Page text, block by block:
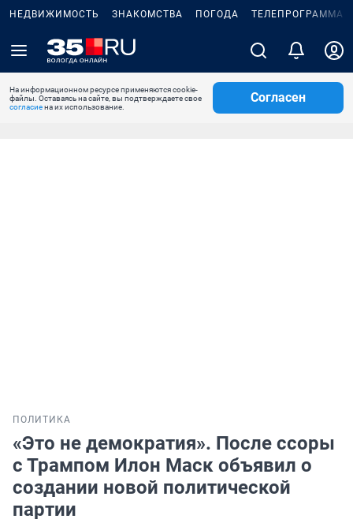
НЕДВИЖИМОСТЬ ЗНАКОМСТВА ПОГОДА ТЕЛЕПРОГРАММА
На информационном ресурсе применяются cookie-
файлы. Оставаясь на сайте, вы подтверждаете свое
согласиена их использование.
Согласен
ПОЛИТИКА
«Это не демократия». После ссоры
с Трампом Илон Маск объявил о
создании новой политической
партии